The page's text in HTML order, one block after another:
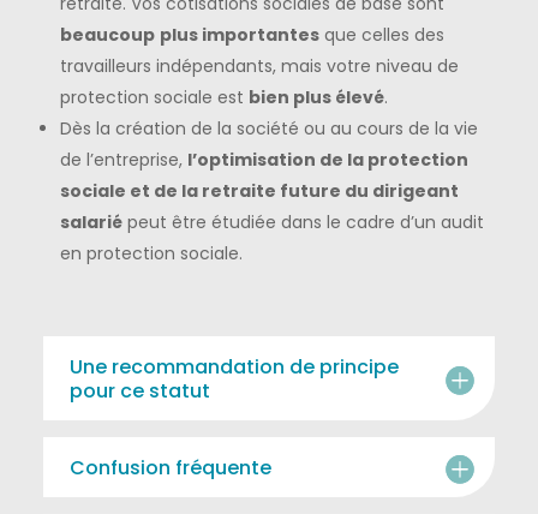
beaucoup plus importantesque celles des
travailleurs indépendants, mais votre niveau de
protection sociale est bien plus élevé.
Dès la création de la société ou au cours de la vie
de l’entreprise, l’optimisation de la protection
sociale et de la retraite future du dirigeant
salariépeut être étudiée dans le cadre d’un audit
en protection sociale.
Une recommandation de principe
pour ce statut
Confusion fréquente